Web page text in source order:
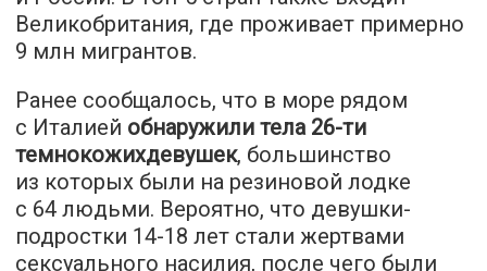
Великобритания, где проживает примерно
9 млн мигрантов.
Ранее сообщалось, что в море рядом
с Италией обнаружили тела 26-ти
темнокожихдевушек, большинство
из которых были на резиновой лодке
с 64 людьми. Вероятно, что девушки-
подростки 14-18 лет стали жертвами
сексуального насилия, после чего были